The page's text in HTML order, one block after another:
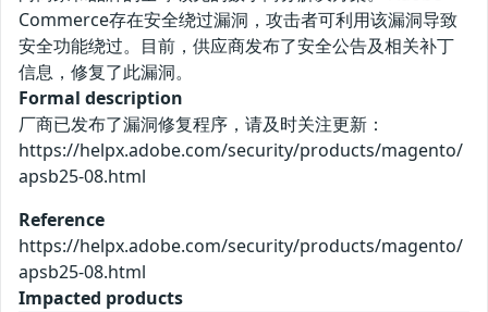
Commerce存在安全绕过漏洞，攻击者可利用该漏洞导致
安全功能绕过。目前，供应商发布了安全公告及相关补丁
信息，修复了此漏洞。
Formal description
厂商已发布了漏洞修复程序，请及时关注更新：
https://helpx.adobe.com/security/products/magento/
apsb25-08.html
Reference
https://helpx.adobe.com/security/products/magento/
apsb25-08.html
Impacted products